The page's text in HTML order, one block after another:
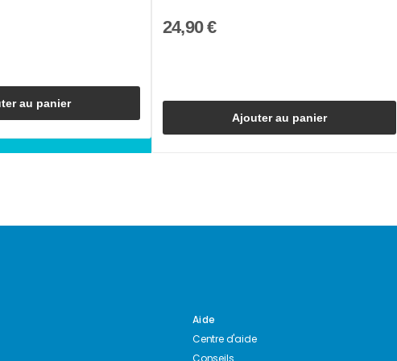
au panier
24,90 €
Ajouter au panier
Aide
Centre d'aide
Conseils